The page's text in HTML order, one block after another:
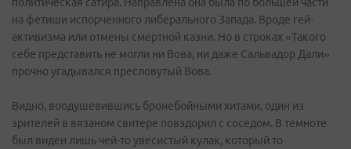
на фетиши испорченного либерального Запада. Вроде гей-
активизма или отмены смертной казни. Но в строках «Такого
себе представить не могли ни Вова, ни даже Сальвадор Дали»
прочно угадывался пресловутый Вова.
Видно, воодушевившись бронебойными хитами, один из
зрителей в вязаном свитере повздорил с соседом. В темноте
был виден лишь чей-то увесистый кулак, который то